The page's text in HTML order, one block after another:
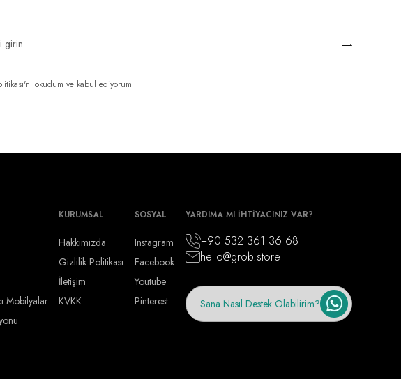
okudum ve kabul ediyorum
Mobilyalar
KURUMSAL
Hakkımızda
Gizlilik Politikası
İletişim
KVKK
SOSYAL
Instagram
Facebook
Youtube
Pinterest
YARDIMA MI İHTİYACINIZ VAR?
+90 532 361 36 68
hello@grob.store
Sana Nasıl Destek Olabilirim?